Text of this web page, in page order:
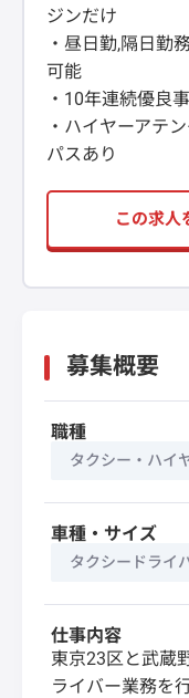
ジンだけ
・昼日勤,隔日勤
可能
・10年連続優良
・ハイヤーアテ
パスあり
この求人
募集概要
職種
タクシー・ハイ
車種・サイズ
タクシードライ
仕事内容
東京23区と武蔵
ライバー業務を